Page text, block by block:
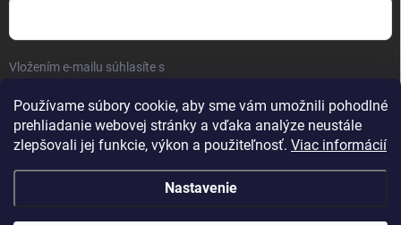
Používame súbory cookie, aby sme vám umožnili pohodlné
prehliadanie webovej stránky a vďaka analýze neustále
zlepšovali jej funkcie, výkon a použiteľnosť. Viac informácií
Nastavenie
Vložením e-mailu súhlasíte s
Prihlásiť sa